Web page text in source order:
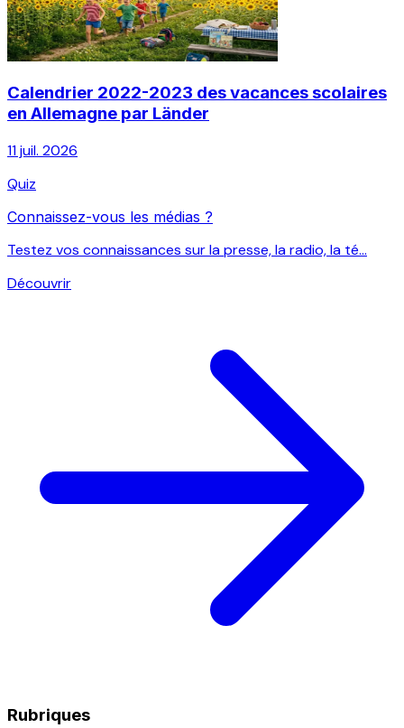
Calendrier 2022-2023 des vacances scolaires
en Allemagne par Länder
11 juil. 2026
Quiz
Connaissez-vous les médias ?
Testez vos connaissances sur la presse, la radio, la té...
Découvrir
Rubriques